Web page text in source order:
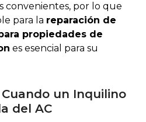
convenientes, por lo que
para la reparación de
propiedades de
es esencial para su
Cuando un Inquilino
del AC